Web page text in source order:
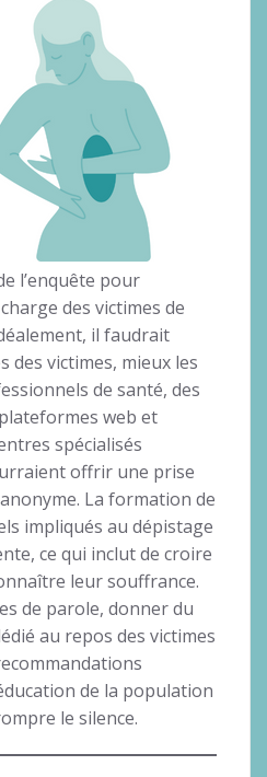
l’enquête pour
des victimes de
il faudrait
des victimes, mieux les
de santé, des
web et
spécialisés
offrir une prise
La formation de
impliqués au dépistage
ce qui inclut de croire
leur souffrance.
de parole, donner du
au repos des victimes
de la population
le silence.